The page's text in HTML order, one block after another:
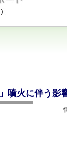
噴火に伴う影